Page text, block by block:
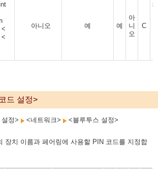
<
<
아니오 예 예
아
니
오
C
드 설정>
정> <네트워크> <블루투스 설정>
장치 이름과 페어링에 사용할 PIN 코드를 지정합